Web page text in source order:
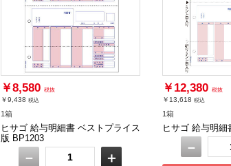
￥8,580 税抜
￥9,438 税込
1箱
ヒサゴ 給与明細書 ベストプライス
版 BP1203
－ ＋
￥12,380 税抜
￥13,618 税込
1箱
ヒサゴ 給与明細
－